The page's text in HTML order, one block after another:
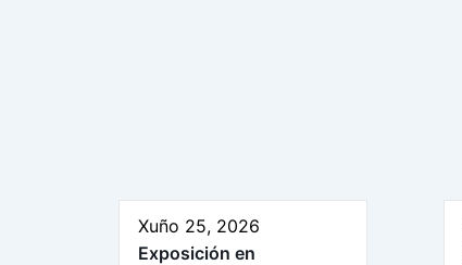
Xuño 25, 2026
Exposición en